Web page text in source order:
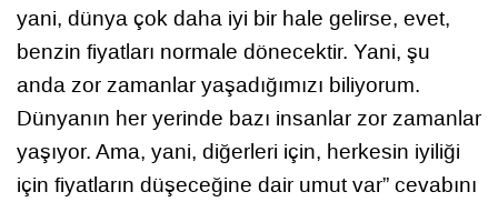
yani, dünya çok daha iyi bir hale gelirse, evet,
benzin fiyatları normale dönecektir. Yani, şu
anda zor zamanlar yaşadığımızı biliyorum.
Dünyanın her yerinde bazı insanlar zor zamanlar
yaşıyor. Ama, yani, diğerleri için, herkesin iyiliği
için fiyatların düşeceğine dair umut var” cevabını